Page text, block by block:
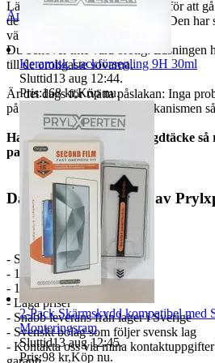
Lätt att använda: Använd nålen för att
den snygga "svampen" i nålen. Den har
välja hur intryckt du vill.
Du behöver inte vara orolig: Låsningen
till de oroligaste sovarna.
Är det dags för tvätta påslakan: Inga
på gömda knappen för låsmekanismen
Har ni 9kg eller tyngre tyngdtäcke så
paket.
Därför ska du handla av
- Sen 2007 på marknaden.
- 12 månader garanti
- 14 dagar ångerrätt
- Låga priser
- Snabb leverans från lager i Sverige
- Svenskt bolag som följer svensk lag
- Kontakta oss via mina
Anmäl
Keramisk Lackförsegling 9H 30ml
Sluttid13 aug 12:44.
Pris:168 kr,Köp nu.
2-Pack Skärmskydd kompatibel med
Monteringsram
Sluttid13 aug 12:45.
Pris:98 kr,Köp nu.